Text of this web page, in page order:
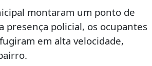
montaram um ponto de
presença policial, os ocupantes
em alta velocidade,